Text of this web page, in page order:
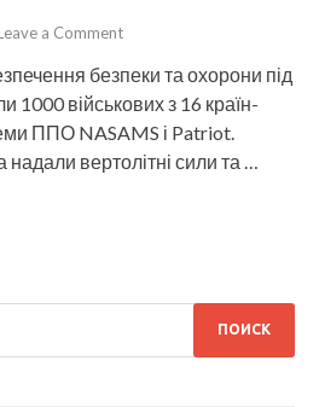
a Comment
безпеки та охорони під
1000 військових з 16 країн-
ППО NASAMS і Patriot.
вертолітні сили та …